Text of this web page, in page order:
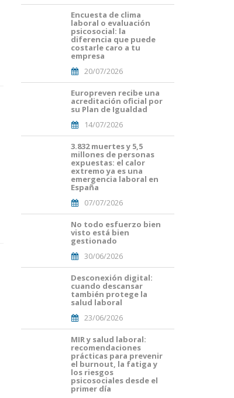
Encuesta de clima
laboral o evaluación
psicosocial: la
diferencia que puede
costarle caro a tu
empresa
20/07/2026
(50).png
Europreven recibe una
acreditación oficial por
su Plan de Igualdad
14/07/2026
3.832 muertes y 5,5
millones de personas
expuestas: el calor
extremo ya es una
emergencia laboral en
España
07/07/2026
(33).png
No todo esfuerzo bien
visto está bien
gestionado
30/06/2026
Desconexión digital:
cuando descansar
también protege la
salud laboral
23/06/2026
MIR y salud laboral:
recomendaciones
prácticas para prevenir
el burnout, la fatiga y
los riesgos
psicosociales desde el
primer día